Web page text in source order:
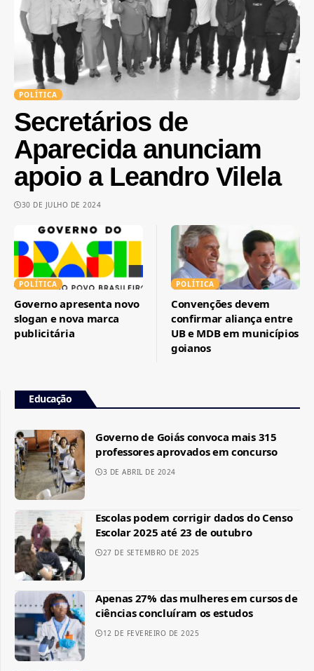
POLÍTICA
Governo apresenta novo
slogan e nova marca
publicitária
POLÍTICA
Convenções devem
confirmar aliança entre
UB e MDB em municípios
goianos
POLÍTICA
Secretários de
Aparecida anunciam
apoio a Leandro Vilela
30 DE JULHO DE 2024
Educação
Governo de Goiás convoca mais 315
professores aprovados em concurso
3 DE ABRIL DE 2024
Escolas podem corrigir dados do Censo
Escolar 2025 até 23 de outubro
27 DE SETEMBRO DE 2025
Apenas 27% das mulheres em cursos de
ciências concluíram os estudos
12 DE FEVEREIRO DE 2025